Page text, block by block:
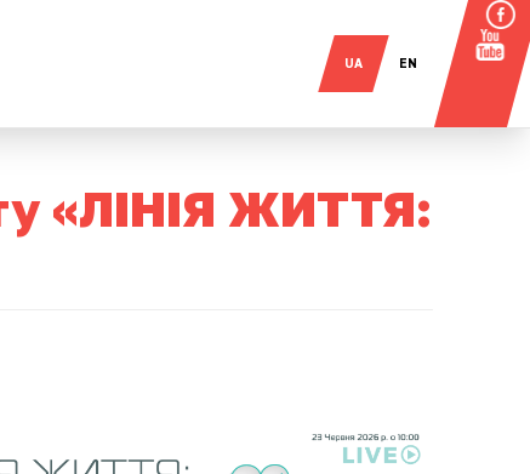
UA EN
«ЛІНІЯ ЖИТТЯ: